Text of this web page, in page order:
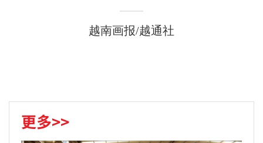
越南画报/越通社
更多>>